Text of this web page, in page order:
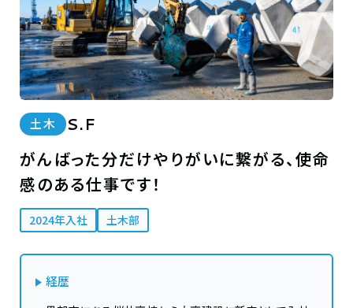
土木 S.F
がんばった分だけやりがいに繋がる、使命
感のある仕事です！
2024年入社 土木部
経歴